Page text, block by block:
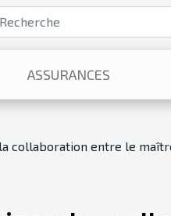
ASSURANCES
collaboration entre le